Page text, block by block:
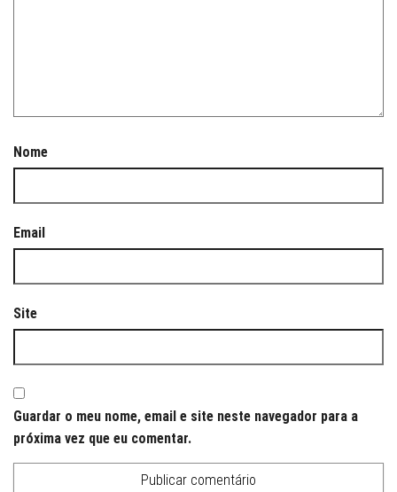
Nome
Email
Site
Guardar o meu nome, email e site neste navegador para a
próxima vez que eu comentar.